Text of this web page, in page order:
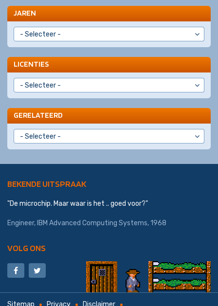
JAREN
LICENTIES
GERELATEERD
BEKENDE UITSPRAAK
"De microchip. Maar waar is het .. goed voor?"
Engineer, IBM Advanced Computing Systems, 1968
VOLG ONS
Sitemap Privacy Disclaimer